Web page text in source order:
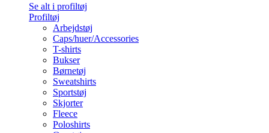
Se alt i profiltøj
Profiltøj
Arbejdstøj
Caps/huer/Accessories
T-shirts
Bukser
Børnetøj
Sweatshirts
Sportstøj
Skjorter
Fleece
Poloshirts